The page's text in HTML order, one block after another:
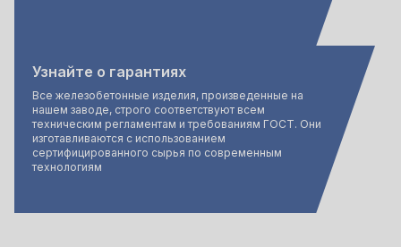
Узнайте о гарантиях
Все железобетонные изделия, произведенные на
нашем заводе, строго соответствуют всем
техническим регламентам и требованиям ГОСТ. Они
изготавливаются с использованием
сертифицированного сырья по современным
технологиям